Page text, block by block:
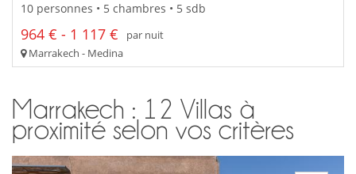
10 personnes • 5 chambres • 5 sdb
964 € - 1 117 €
par nuit
Marrakech - Medina
Marrakech : 12 Villas à
proximité selon vos critères